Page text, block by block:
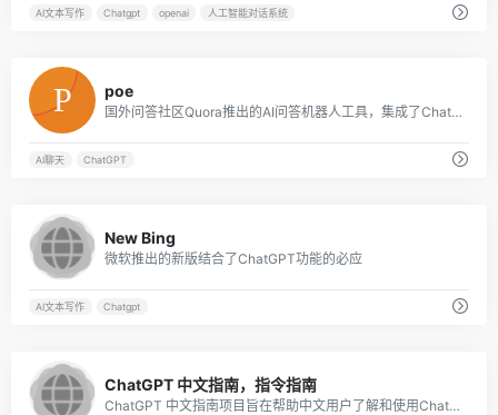
AI文本写作 Chatgpt openai 人工智能对话系统
poe
国外问答社区Quora推出的AI问答机器人工具，集成了ChatGPT/GPT-4、Claude+及其多个竞品l
AI聊天 ChatGPT
New Bing
微软推出的新版结合了ChatGPT功能的必应
AI文本写作 Chatgpt
ChatGPT 中文指南，指令指南
ChatGPT 中文指南项目旨在帮助中文用户了解和使用ChatGPT。我们收集了各种免费和付费的ChatGPT资源，以及如何更有效地使用中文与 ChatGPT 进行交流的方法。在这个仓库中，您将找到丰富的 ChatGPT工具、应用和示例。